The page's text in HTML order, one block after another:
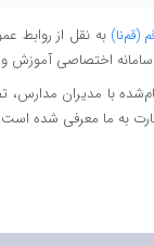
(قم‌نا)
اختصاصی آموزش
با مدیران مدارس،
به ما معرفی شده است.